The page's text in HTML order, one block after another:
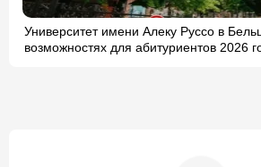
Университет имени Алеку Руссо в
возможностях для абитуриентов 2026